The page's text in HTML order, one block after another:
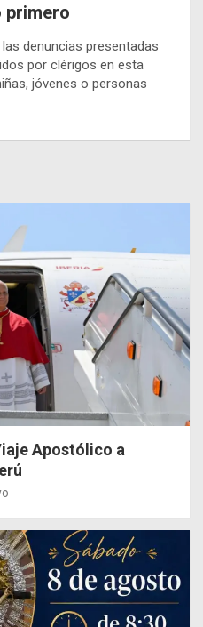
primero
denuncias presentadas
por clérigos en esta
jóvenes o personas
Apostólico a